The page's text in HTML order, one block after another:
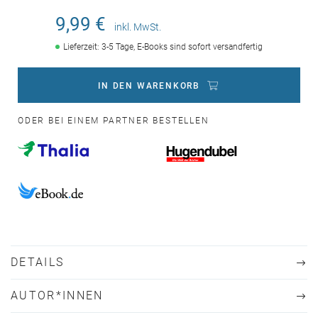
9,99 € inkl. MwSt.
Lieferzeit: 3-5 Tage, E-Books sind sofort versandfertig
IN DEN WARENKORB
ODER BEI EINEM PARTNER BESTELLEN
DETAILS
AUTOR*INNEN